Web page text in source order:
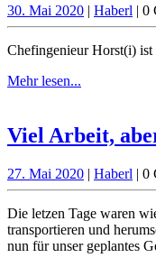
30. Mai 202030.
Mai
2020
| Haberl | 0
Chefingenieur Horst(i)
Mehr lesen...
Viel Arbeit,
27. Mai 202027.
Mai
| Haberl | 0
Die letzen Tage waren
transportieren und
nun für unser geplantes